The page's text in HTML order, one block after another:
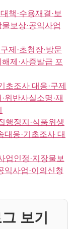
책·수용재결·보
보상·공익사업
제·초청장·방문
제·사증발급 포
초조사 대응·구제
위반사실소명·재
행정지·식품위생
대응·기초조사 대
업인정·지장물보
익사업·이의신청
보기